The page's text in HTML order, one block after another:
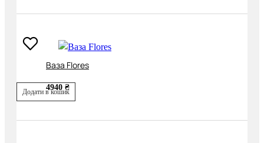
Ваза Flores
4940 ₴
Додати в кошик